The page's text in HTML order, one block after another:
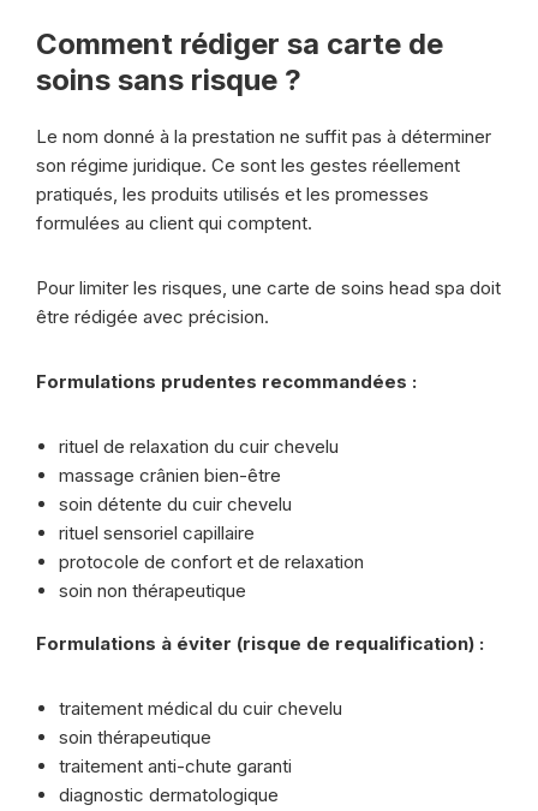
Comment rédiger sa carte de
soins sans risque ?
Le nom donné à la prestation ne suffit pas à déterminer
son régime juridique. Ce sont les gestes réellement
pratiqués, les produits utilisés et les promesses
formulées au client qui comptent.
Pour limiter les risques, une carte de soins head spa doit
être rédigée avec précision.
Formulations prudentes recommandées :
rituel de relaxation du cuir chevelu
massage crânien bien-être
soin détente du cuir chevelu
rituel sensoriel capillaire
protocole de confort et de relaxation
soin non thérapeutique
Formulations à éviter (risque de requalification) :
traitement médical du cuir chevelu
soin thérapeutique
traitement anti-chute garanti
diagnostic dermatologique